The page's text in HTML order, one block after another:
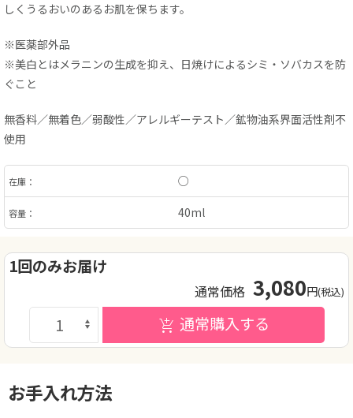
しくうるおいのあるお肌を保ちます。
※医薬部外品
※美白とはメラニンの生成を抑え、日焼けによるシミ・ソバカスを防
ぐこと
無香料／無着色／弱酸性／アレルギーテスト／鉱物油系界面活性剤不
使用
在庫： ○
容量： 40ml
1回のみお届け
通常価格 3,080円(税込)
通常購入する
お手入れ方法